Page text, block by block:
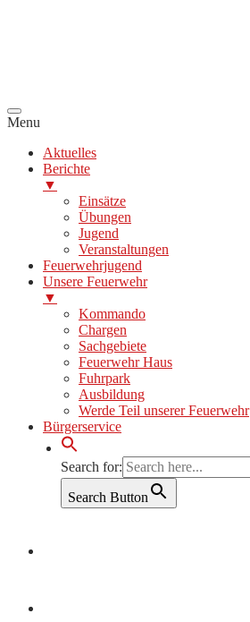
Menu
Aktuelles
Berichte
▼
Einsätze
Übungen
Jugend
Veranstaltungen
Feuerwehrjugend
Unsere Feuerwehr
▼
Kommando
Chargen
Sachgebiete
Feuerwehr Haus
Fuhrpark
Ausbildung
Werde Teil unserer Feuerwehr
Bürgerservice
Search for:
Search Button